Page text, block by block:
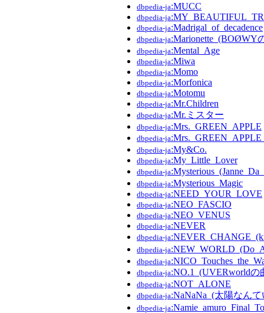
dbpedia-ja:MUCC
dbpedia-ja
dbpedia-ja:Madrigal_of_decadence
dbpedia-ja:Marionette_(BOØWY
dbpedia-ja:Mental_Age
dbpedia-ja:Miwa
dbpedia-ja:Momo
dbpedia-ja:Morfonica
dbpedia-ja:Motomu
dbpedia-ja:Mr.Children
dbpedia-ja:Mr.ミスター
dbpedia-ja:Mrs._GREEN_APPLE
dbpedia-ja
dbpedia-ja:My&Co.
dbpedia-ja:My_Little_Lover
dbpedia-ja
dbpedia-ja:Mysterious_Magic
dbpedia-ja:NEED_YOUR_LOVE
dbpedia-ja:NEO_FASCIO
dbpedia-ja:NEO_VENUS
dbpedia-ja:NEVER
dbpedia-ja
dbpedia-ja
dbpedia-ja
dbpedia-ja:NO.1_(UVERworldの
dbpedia-ja:NOT_ALONE
dbpedia-ja:NaNaNa_(太陽なん
dbpedia-ja